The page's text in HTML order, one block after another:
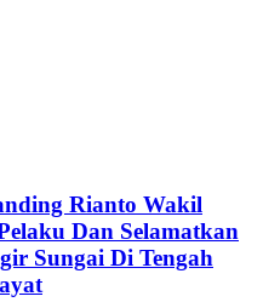
Rianto Wakil
Dan Selamatkan
Sungai Di Tengah